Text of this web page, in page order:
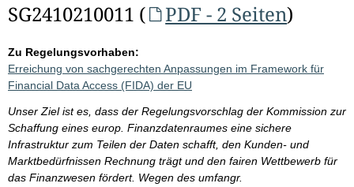
SG2410210011 (
PDF - 2 Seiten)
Zu Regelungsvorhaben:
Erreichung von sachgerechten Anpassungen im Framework für
Financial Data Access (FIDA) der EU
Unser Ziel ist es, dass der Regelungsvorschlag der Kommission zur
Schaffung eines europ. Finanzdatenraumes eine sichere
Infrastruktur zum Teilen der Daten schafft, den Kunden- und
Marktbedürfnissen Rechnung trägt und den fairen Wettbewerb für
das Finanzwesen fördert. Wegen des umfangr.